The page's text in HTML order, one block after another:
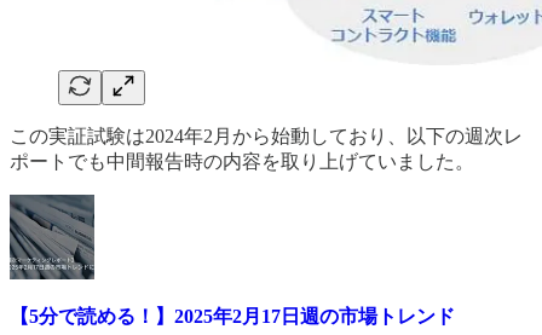
この実証試験は2024年2月から始動しており、以下の週次レ
ポートでも中間報告時の内容を取り上げていました。
【5分で読める！】2025年2月17日週の市場トレンド